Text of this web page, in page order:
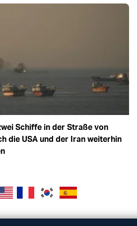
Schiffe in der Straße von
die USA und der Iran weiterhin